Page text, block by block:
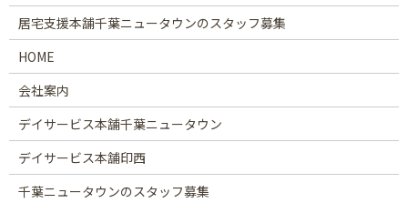
居宅支援本舗千葉ニュータウンのスタッフ募集
HOME
会社案内
デイサービス本舗千葉ニュータウン
デイサービス本舗印西
千葉ニュータウンのスタッフ募集